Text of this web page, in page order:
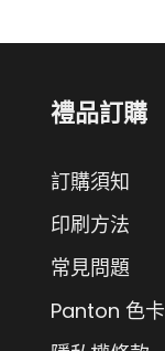
禮品訂購
訂購須知
印刷方法
常見問題
Panton 色卡